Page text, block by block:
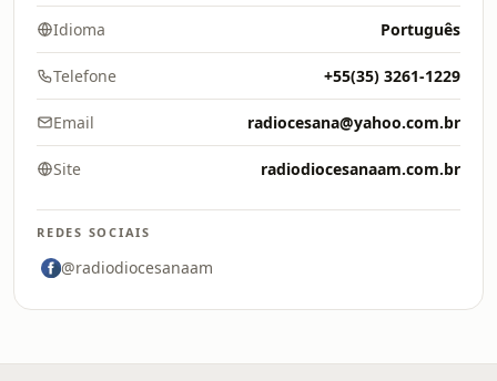
Idioma Português
Telefone +55(35) 3261-1229
Email radiocesana@yahoo.com.br
Site radiodiocesanaam.com.br
REDES SOCIAIS
@radiodiocesanaam